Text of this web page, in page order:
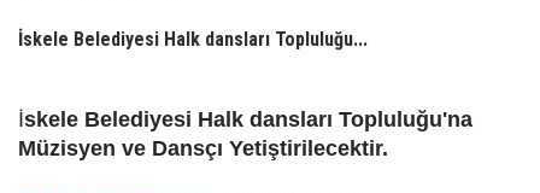
İskele Belediyesi Halk dansları Topluluğu...
İskele Belediyesi Halk dansları Topluluğu'na
Müzisyen ve Dansçı Yetiştirilecektir.